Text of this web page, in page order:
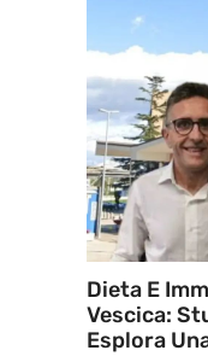
Dieta E
Vescica:
Esplora